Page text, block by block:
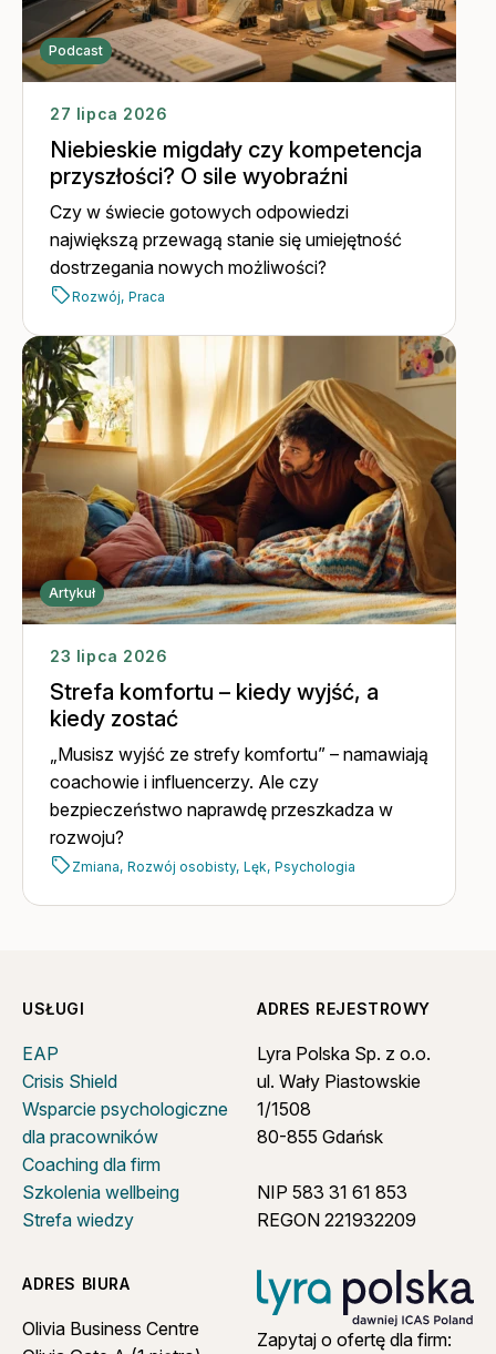
Podcast
27 lipca 2026
Niebieskie migdały czy kompetencja
przyszłości? O sile wyobraźni
Czy w świecie gotowych odpowiedzi
największą przewagą stanie się umiejętność
dostrzegania nowych możliwości?
Rozwój, Praca
Artykuł
23 lipca 2026
Strefa komfortu – kiedy wyjść, a
kiedy zostać
„Musisz wyjść ze strefy komfortu” – namawiają
coachowie i influencerzy. Ale czy
bezpieczeństwo naprawdę przeszkadza w
rozwoju?
Zmiana, Rozwój osobisty, Lęk, Psychologia
USŁUGI
EAP
Crisis Shield
Wsparcie psychologiczne
dla pracowników
Coaching dla firm
Szkolenia wellbeing
Strefa wiedzy
ADRES REJESTROWY
Lyra Polska Sp. z o.o.
ul. Wały Piastowskie
1/1508
80-855 Gdańsk
NIP 583 31 61 853
REGON 221932209
ADRES BIURA
Olivia Business Centre
Zapytaj o ofertę dla firm: